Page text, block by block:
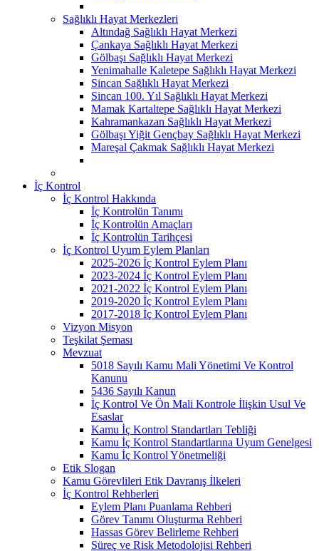
Sağlıklı Hayat Merkezleri
Altındağ Sağlıklı Hayat Merkezi
Çankaya Sağlıklı Hayat Merkezi
Gölbaşı Sağlıklı Hayat Merkezi
Yenimahalle Kaletepe Sağlıklı Hayat Merkezi
Sincan Sağlıklı Hayat Merkezi
Sincan 100. Yıl Sağlıklı Hayat Merkezi
Mamak Kartaltepe Sağlıklı Hayat Merkezi
Kahramankazan Sağlıklı Hayat Merkezi
Gölbaşı Yiğit Gençbay Sağlıklı Hayat Merkezi
Mareşal Çakmak Sağlıklı Hayat Merkezi
İç Kontrol
İç Kontrol Hakkında
İç Kontrolün Tanımı
İç Kontrolün Amaçları
İç Kontrolün Tarihçesi
İç Kontrol Uyum Eylem Planları
2025-2026 İç Kontrol Eylem Planı
2023-2024 İç Kontrol Eylem Planı
2021-2022 İç Kontrol Eylem Planı
2019-2020 İç Kontrol Eylem Planı
2017-2018 İç Kontrol Eylem Planı
Vizyon Misyon
Teşkilat Şeması
Mevzuat
5018 Sayılı Kamu Mali Yönetimi Ve Kontrol
Kanunu
5436 Sayılı Kanun
İç Kontrol Ve Ön Mali Kontrole İlişkin Usul Ve
Esaslar
Kamu İç Kontrol Standartları Tebliği
Kamu İç Kontrol Standartlarına Uyum Genelgesi
Kamu İç Kontrol Yönetmeliği
Etik Slogan
Kamu Görevlileri Etik Davranış İlkeleri
İç Kontrol Rehberleri
Eylem Planı Puanlama Rehberi
Görev Tanımı Oluşturma Rehberi
Hassas Görev Belirleme Rehberi
Süreç ve Risk Metodolojisi Rehberi